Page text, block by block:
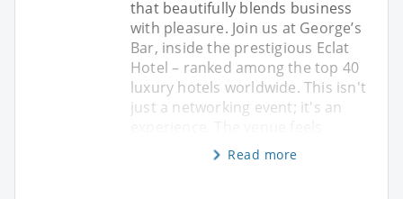
that beautifully blends business
with pleasure. Join us at George’s
Bar, inside the prestigious Eclat
Hotel – ranked among the top 40
luxury hotels worldwide. This isn't
just a networking event; it's an
Read more